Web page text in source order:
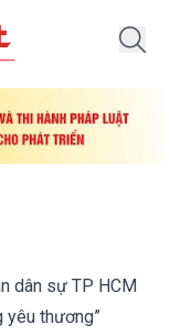
dân sự TP HCM
yêu thương”